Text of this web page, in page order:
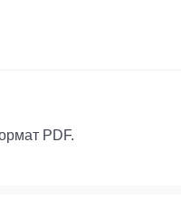
PDF.